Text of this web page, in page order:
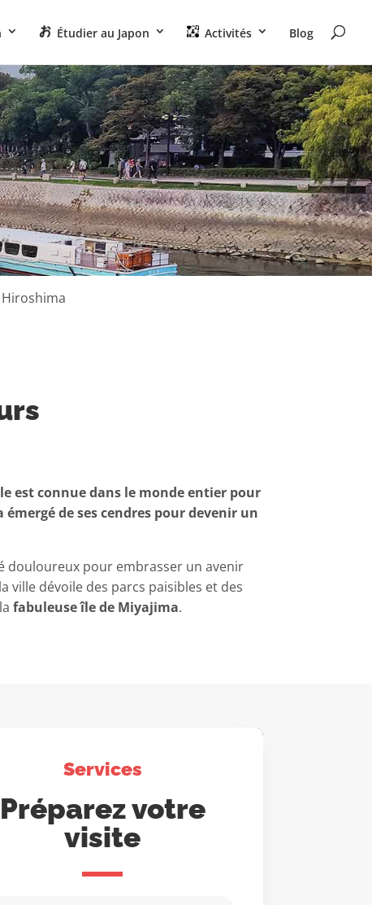
Étudier au Japon Activités Blog
est connue dans le monde entier pour
de ses cendres pour devenir un
douloureux pour embrasser un avenir
ville dévoile des parcs paisibles et des
fabuleuse île de Miyajima.
Services
Préparez votre
visite